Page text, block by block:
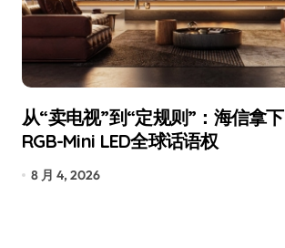
从“卖电视”到“定规则”：海信拿下
RGB-Mini LED全球话语权
8 月 4, 2026